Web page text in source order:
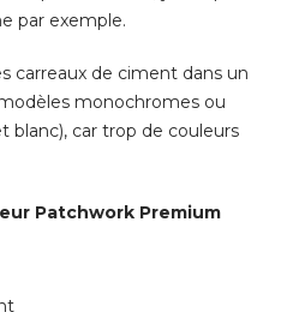
par exemple.
carreaux de ciment dans un
monochromes ou
blanc), car trop de couleurs
Patchwork Premium